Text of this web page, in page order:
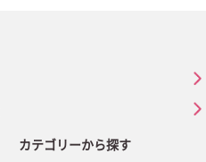
カテゴリーから探す